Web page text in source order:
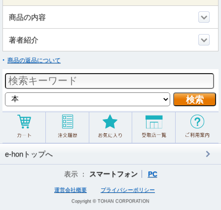
商品の内容
著者紹介
商品の返品について
e-honトップへ
表示 ： スマートフォン PC
運営会社概要 プライバシーポリシー
Copyright © TOHAN CORPORATION